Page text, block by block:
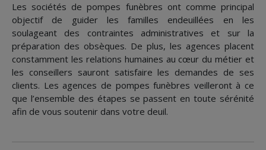
Les sociétés de pompes funèbres ont comme principal
objectif de guider les familles endeuillées en les
soulageant des contraintes administratives et sur la
préparation des obsèques. De plus, les agences placent
constamment les relations humaines au cœur du métier et
les conseillers sauront satisfaire les demandes de ses
clients. Les agences de pompes funèbres veilleront à ce
que l’ensemble des étapes se passent en toute sérénité
afin de vous soutenir dans votre deuil.